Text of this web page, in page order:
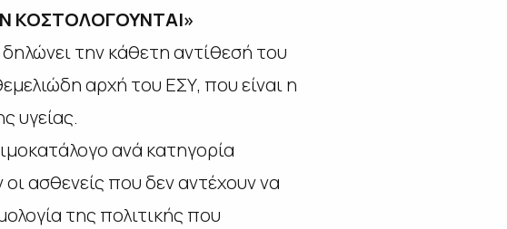
την κάθετη αντίθεσή του
αρχή του ΕΣΥ, που είναι η
υγείας.
ανά κατηγορία
ασθενείς που δεν αντέχουν να
της πολιτικής που